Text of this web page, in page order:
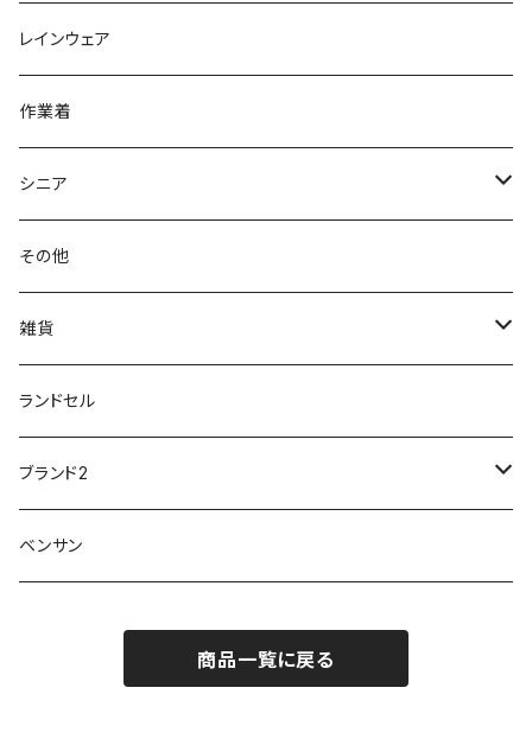
学生靴
ビジネスシューズ
アウトドア/トレッキング
スポーツ
アキレス Achilles
GIRARE
Field tex
イチマツ
Kiyomo Asmo
パンジー Pansy
第一ゴム
ミレディ Milady
ネウシ NEUSHI
トパーズ TOPAZ
ザノースフェイス THE NORTH FACE
脱ぎ履き簡単
20200114ncv
20191223nrain
20190106nattack
20190223nkutu
20190501nnf
20200701nmensand
20200721nwsand
20190702caq
20200723nmsand
悩み解決
膝・腰痛
暑い、足汗、ムレ対策
レインアイテム
レインブーツ
防水シューズ
レインブーツ
アウトドア・トレッキング
動画でご紹介
フォーマル/ビジネス/通学靴
軽量
夏特集
レインウェア
作業着
シニア
カジュアル
カジュアルシューズ
紳士
婦人
その他
雑貨
雨具
傘
ランドセル
ブランド2
ノースフェイス
ベンサン
商品一覧に戻る